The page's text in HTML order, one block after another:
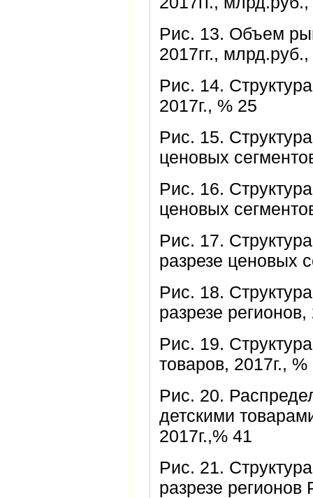
Рис. 13. Объем
2017гг.,
Рис. 14.
2017г., % 25
Рис. 15.
ценовых
Рис. 16.
ценовых
Рис. 17.
разрезе ценовых
Рис. 18.
разрезе регионов,
Рис. 19.
товаров, 2017г., %
Рис. 20.
детскими
2017г.,% 41
Рис. 21.
разрезе регионов